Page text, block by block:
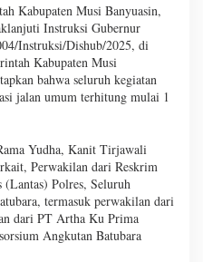
Kabupaten Musi Banyuasin,
Instruksi Gubernur
Instruksi/Dishub/2025, di
Kabupaten Musi
bahwa seluruh kegiatan
jalan umum terhitung mulai 1
Yudha, Kanit Tirjawali
Perwakilan dari Reskrim
Polres, Seluruh
termasuk perwakilan dari
dari PT Artha Ku Prima
Angkutan Batubara